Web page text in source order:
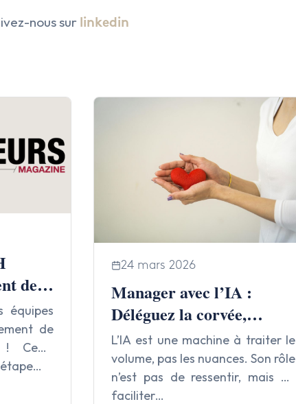
nous sur linkedin
des
équipes
de
Cette
24 mars 2026
Manager avec l’IA :
Déléguez la corvée,
gardez l’émotion !
L’IA est une machine à traiter le
volume, pas les nuances. Son rôle
n’est pas de ressentir, mais de
faciliter…